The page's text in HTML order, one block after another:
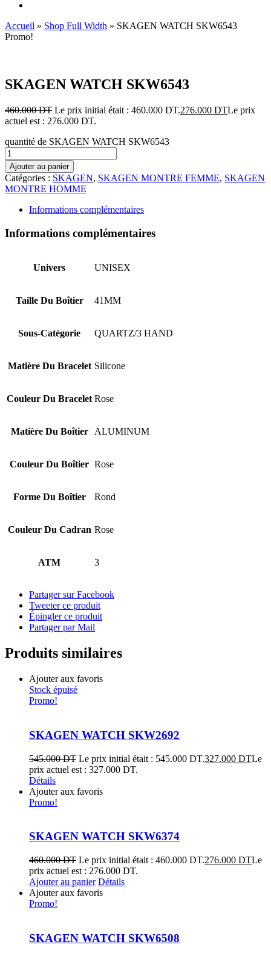
Accueil » Shop Full Width » SKAGEN WATCH SKW6543
Promo!
SKAGEN WATCH SKW6543
460.000DT Le prix initial était : 460.000 DT.276.000 DTLe prix
actuel est : 276.000 DT.
quantité de SKAGEN WATCH SKW6543
Ajouter au panier
Catégories : SKAGEN, SKAGEN MONTRE FEMME, SKAGEN
MONTRE HOMME
Informations complémentaires
Informations complémentaires
Univers UNISEX
Taille Du Boîtier 41MM
Sous-Catégorie QUARTZ/3 HAND
Matière Du Bracelet Silicone
Couleur Du Bracelet Rose
Matière Du Boîtier ALUMINUM
Couleur Du Boîtier Rose
Forme Du Boîtier Rond
Couleur Du Cadran Rose
ATM 3
Partager sur Facebook
Tweeter ce produit
Épingler ce produit
Partager par Mail
Produits similaires
Ajouter aux favoris
Stock épuisé
Promo!
SKAGEN WATCH SKW2692
545.000DT Le prix initial était : 545.000 DT.327.000 DTLe
prix actuel est : 327.000 DT.
Détails
Ajouter aux favoris
Promo!
SKAGEN WATCH SKW6374
460.000DT Le prix initial était : 460.000 DT.276.000 DTLe
prix actuel est : 276.000 DT.
Ajouter au panier Détails
Ajouter aux favoris
Promo!
SKAGEN WATCH SKW6508